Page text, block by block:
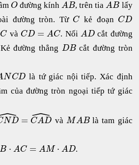
Ođường kính AB, trên tiaAB lấy
đường tròn. Từ C kẻ đoạn CD
C và CD = AC. Nối AD cắt đường
đường thẳng DBcắt đường tròn
N CD là tứ giác nội tiếp. Xác định
của đường tròn ngoại tiếp tứ giác
ND = CAD
ˆ vàMABlà tam giác
B ⋅ AC = AM ⋅ AD.